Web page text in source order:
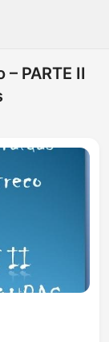
PARTE II